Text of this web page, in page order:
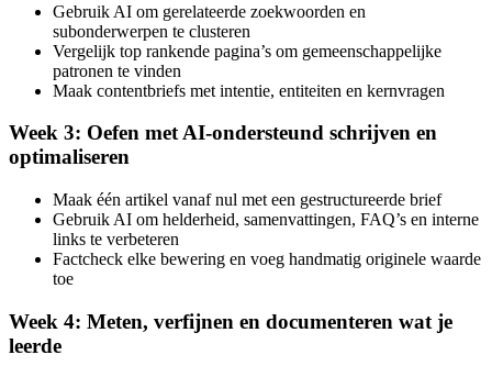
Gebruik AI om gerelateerde zoekwoorden en
subonderwerpen te clusteren
Vergelijk top rankende pagina’s om gemeenschappelijke
patronen te vinden
Maak contentbriefs met intentie, entiteiten en kernvragen
Week 3: Oefen met AI-ondersteund schrijven en
optimaliseren
Maak één artikel vanaf nul met een gestructureerde brief
Gebruik AI om helderheid, samenvattingen, FAQ’s en interne
links te verbeteren
Factcheck elke bewering en voeg handmatig originele waarde
toe
Week 4: Meten, verfijnen en documenteren wat je
leerde